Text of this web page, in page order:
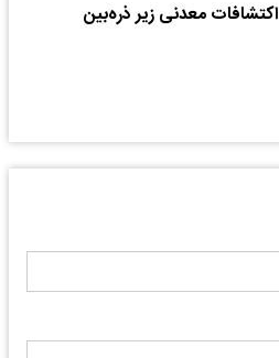
اکتشافات معدنی زیر ذره‌‌‌‌‌‌‌‌‌بین